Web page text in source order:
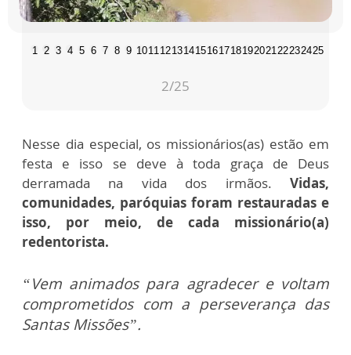
1 2 3 4 5 6 7 8 9 1011 12131415161718192021 22232425
2/25
Nesse dia especial, os missionários(as) estão em
festa e isso se deve à toda graça de Deus
derramada na vida dos irmãos. Vidas,
comunidades, paróquias foram restauradas e
isso, por meio, de cada missionário(a)
redentorista.
“Vem animados para agradecer e voltam
comprometidos com a perseverança das
Santas Missões”.